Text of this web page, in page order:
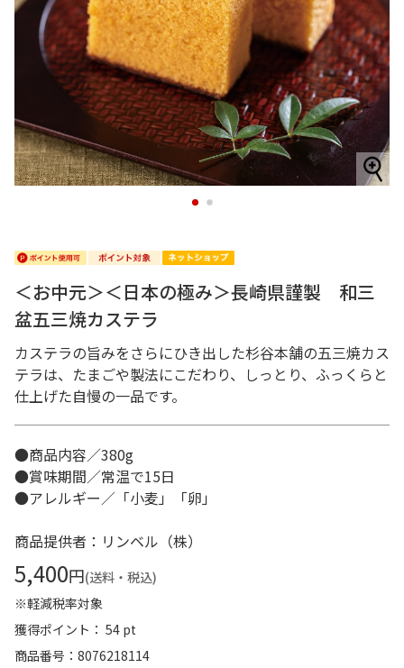
1 2
＜お中元＞＜日本の極み＞長崎県謹製 和三
盆五三焼カステラ
カステラの旨みをさらにひき出した杉谷本舗の五三焼カス
テラは、たまごや製法にこだわり、しっとり、ふっくらと
仕上げた自慢の一品です。
●商品内容／380g
●賞味期間／常温で15日
●アレルギー／「小麦」「卵」
商品提供者：リンベル（株）
5,400円(送料・税込)
※軽減税率対象
獲得ポイント： 54 pt
商品番号
8076218114